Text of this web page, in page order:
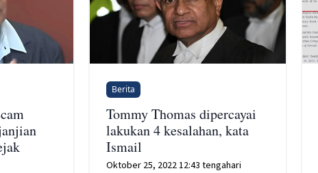
Berita
Tommy Thomas dipercayai
lakukan 4 kesalahan, kata
Ismail
Oktober 25, 2022 12:43 tengahari